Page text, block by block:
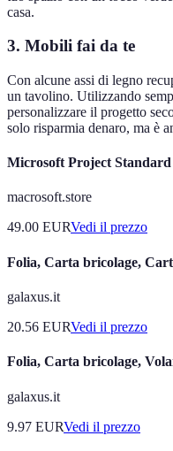
casa.
3. Mobili fai da te
Con alcune assi di legno
un tavolino. Utilizzando
personalizzare il progetto
solo risparmia denaro, ma è
Microsoft Project
macrosoft.store
49.00 EURVedi il prezzo
Folia, Carta bricolage,
galaxus.it
20.56 EURVedi il prezzo
Folia, Carta bricolage,
galaxus.it
9.97 EURVedi il prezzo